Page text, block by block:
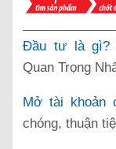
Đầu tư là gì?
Quan Trọng
Mở tài khoản
chóng, thuận